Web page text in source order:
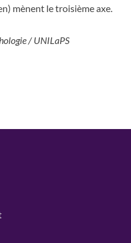
mènent le troisième axe.
/ UNILaPS